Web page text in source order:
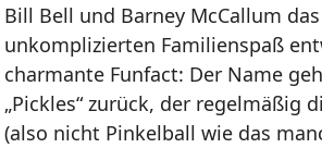
Bill Bell und Barney McCallum
unkomplizierten Familienspaß
charmante Funfact: Der Name
„Pickles“ zurück, der regelmäßig
(also nicht Pinkelball wie das